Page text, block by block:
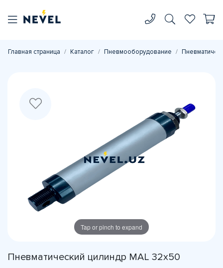
Главная страница Каталог Пневмооборудование
Tap or pinch to expand
Пневматический цилиндр MAL 32x50